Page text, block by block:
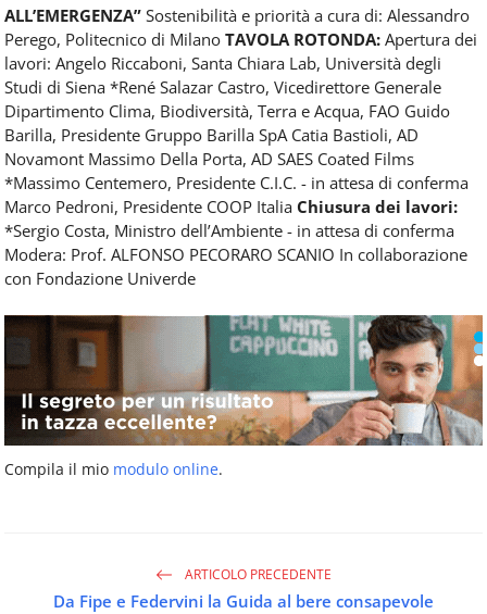
ALL’EMERGENZA” Sostenibilità e priorità a cura di: Alessandro
Perego, Politecnico di Milano TAVOLA ROTONDA: Apertura dei
lavori: Angelo Riccaboni, Santa Chiara Lab, Università degli
Studi di Siena *René Salazar Castro, Vicedirettore Generale
Dipartimento Clima, Biodiversità, Terra e Acqua, FAO Guido
Barilla, Presidente Gruppo Barilla SpA Catia Bastioli, AD
Novamont Massimo Della Porta, AD SAES Coated Films
*Massimo Centemero, Presidente C.I.C. - in attesa di conferma
Marco Pedroni, Presidente COOP Italia Chiusura dei lavori:
*Sergio Costa, Ministro dell’Ambiente - in attesa di conferma
Modera: Prof. ALFONSO PECORARO SCANIO In collaborazione
con Fondazione Univerde
Compila il mio modulo online.
ARTICOLO PRECEDENTE
Da Fipe e Federvini la Guida al bere consapevole